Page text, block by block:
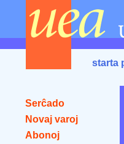
starta
Serĉado
Novaj varoj
Abonoj